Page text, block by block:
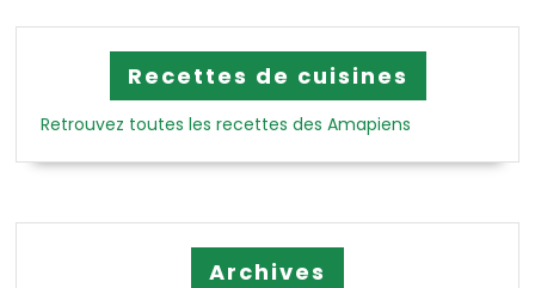
Recettes de cuisines
Retrouvez toutes les recettes des Amapiens
Archives